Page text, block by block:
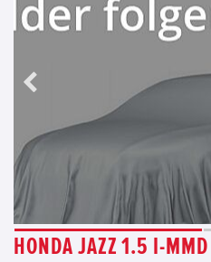
HONDA JAZZ 1.5 I-MMD